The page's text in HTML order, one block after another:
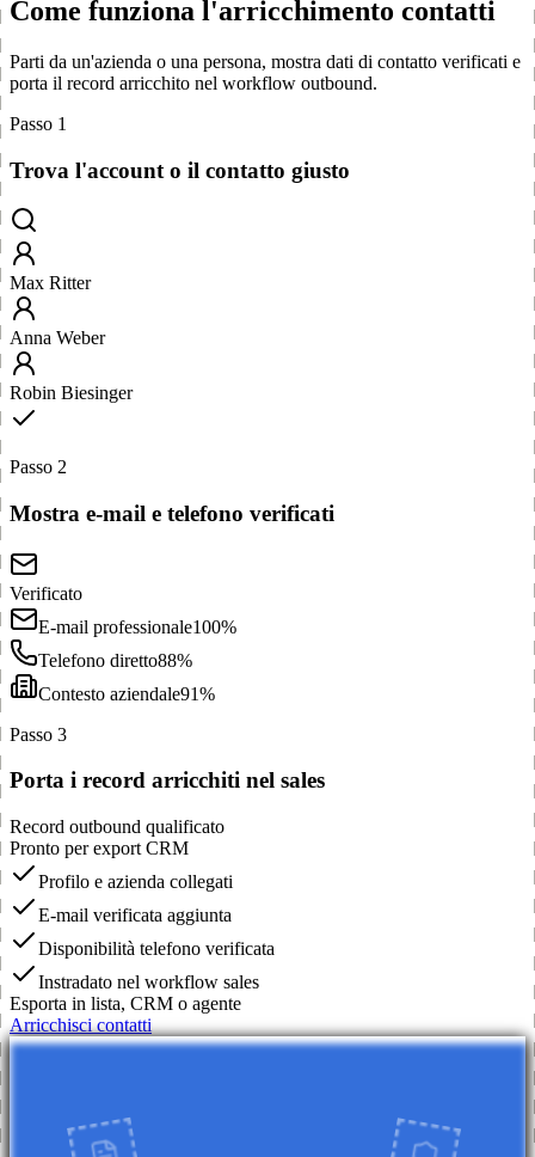
Come funziona l'arricchimento contatti
Parti da un'azienda o una persona, mostra dati di contatto verificati e
porta il record arricchito nel workflow outbound.
Passo 1
Trova l'account o il contatto giusto
Max Ritter
Anna Weber
Robin Biesinger
Passo 2
Mostra e-mail e telefono verificati
Verificato
E-mail professionale100%
Telefono diretto88%
Contesto aziendale91%
Passo 3
Porta i record arricchiti nel sales
Record outbound qualificato
Pronto per export CRM
Profilo e azienda collegati
E-mail verificata aggiunta
Disponibilità telefono verificata
Instradato nel workflow sales
Esporta in lista, CRM o agente
Arricchisci contatti